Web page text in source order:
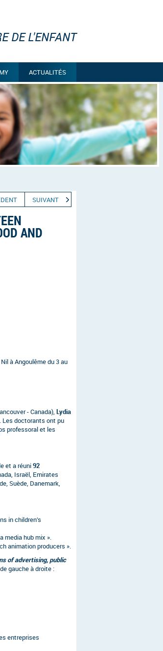
DE L'ENFANT
ACTUALITÉS
SUIVANT
AND
à Angoulême du 3 au
- Canada),Lydia
doctorants ont pu
professoral et les
et a réuni92
Israël, Emirates
Suède, Danemark,
in children’s
media hub mix ».
animation producers ».
of advertising, public
gauche à droite :
entreprises